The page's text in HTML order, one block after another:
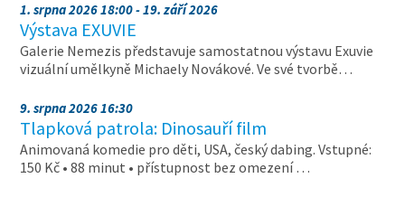
1. srpna 2026 18:00 - 19. září 2026
Výstava EXUVIE
Galerie Nemezis představuje samostatnou výstavu Exuvie
vizuální umělkyně Michaely Novákové. Ve své tvorbě…
9. srpna 2026 16:30
Tlapková patrola: Dinosauří film
Animovaná komedie pro děti, USA, český dabing. Vstupné:
150 Kč • 88 minut • přístupnost bez omezení …